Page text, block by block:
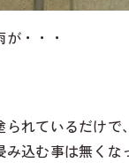
・・・
られているだけで
込む事は無くな